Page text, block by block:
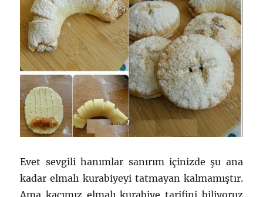
Evet sevgili hanımlar sanırım içinizde şu ana
kadar elmalı kurabiyeyi tatmayan kalmamıştır.